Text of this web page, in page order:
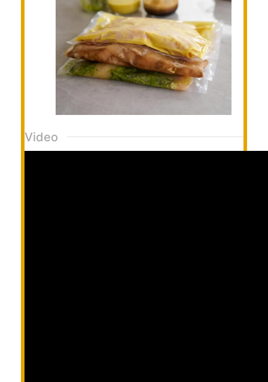
Video